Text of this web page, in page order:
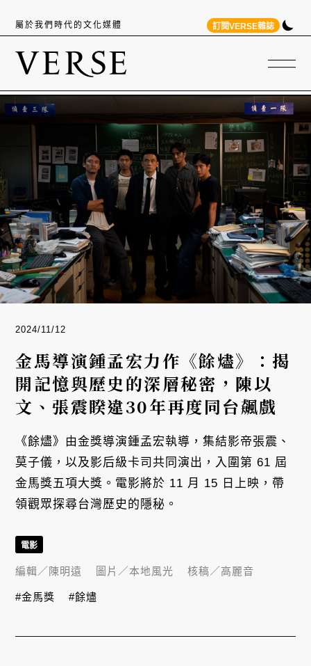
屬於我們時代的文化媒體 訂閱VERSE雜誌
2024/11/12
金馬導演鍾孟宏力作《餘燼》：揭
開記憶與歷史的深層秘密，陳以
文、張震睽違30年再度同台飆戲
《餘燼》由金獎導演鍾孟宏執導，集結影帝張震、
莫子儀，以及影后級卡司共同演出，入圍第 61 屆
金馬獎五項大獎。電影將於 11 月 15 日上映，帶
領觀眾探尋台灣歷史的隱秘。
電影
編輯／ 陳明遠 圖片／本地風光 核稿／高麗音
#金馬獎 #餘燼